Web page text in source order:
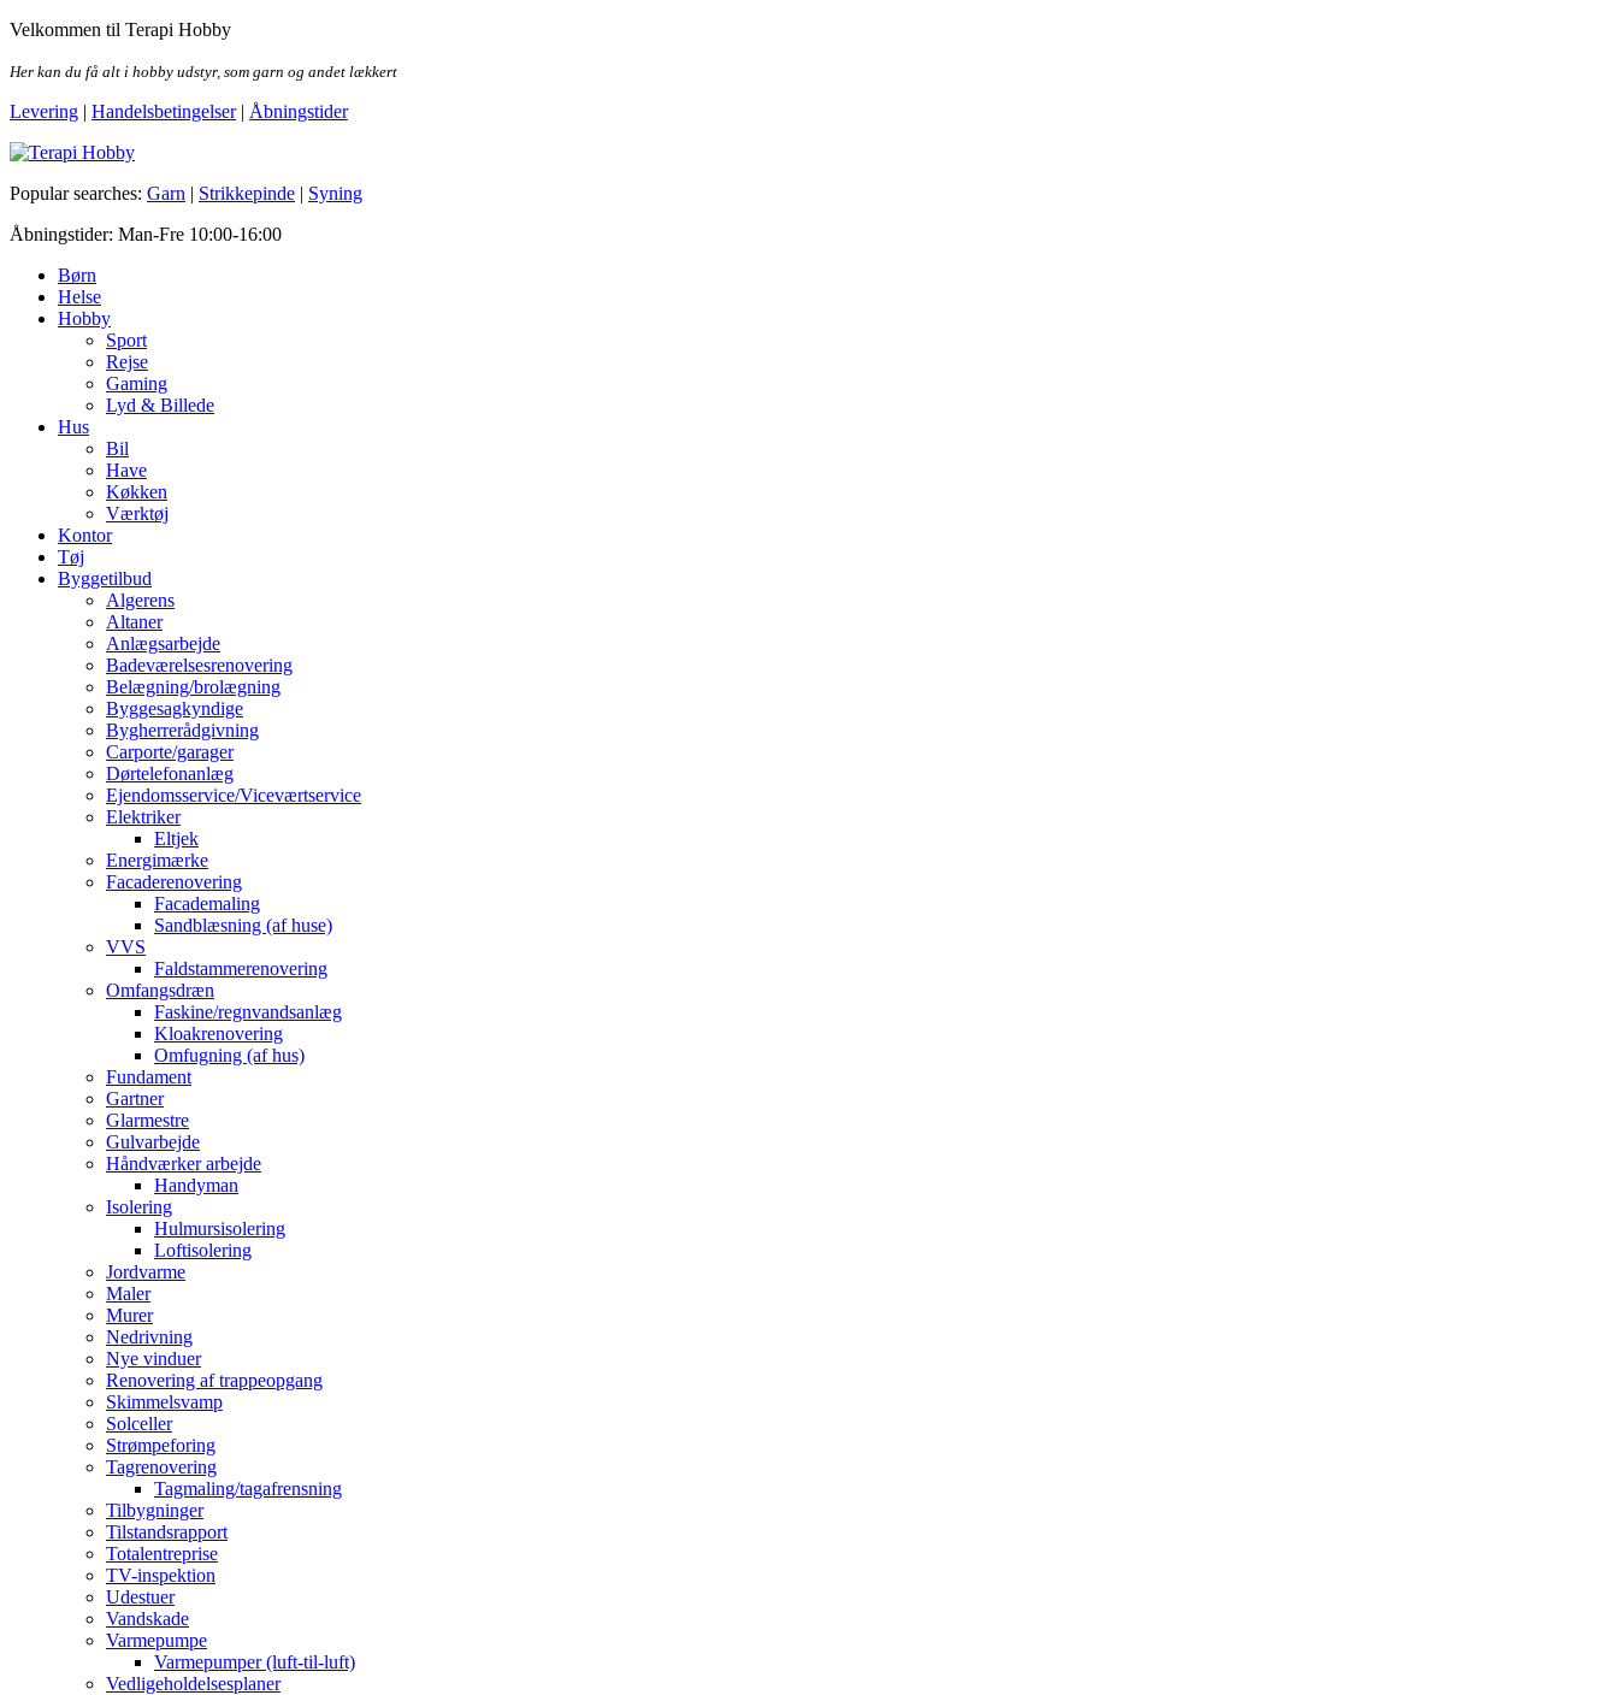
Skip
the
Velkommen til Terapi Hobby
Her kan du få alt i hobby udstyr, som garn og andet lækkert
Levering | Handelsbetingelser| Åbningstider
Terapi Hobby
Popular searches: Garn | Strikkepinde | Syning
Åbningstider: Man-Fre 10:00-16:00
Børn
Helse
Hobby
Sport
Rejse
Gaming
Lyd & Billede
Hus
Bil
Have
Køkken
Værktøj
Kontor
Tøj
Byggetilbud
Algerens
Altaner
Anlægsarbejde
Badeværelsesrenovering
Belægning/brolægning
Byggesagkyndige
Bygherrerådgivning
Carporte/garager
Dørtelefonanlæg
Ejendomsservice/Viceværtservice
Elektriker
Eltjek
Energimærke
Facaderenovering
Facademaling
Sandblæsning (af huse)
VVS
Faldstammerenovering
Omfangsdræn
Faskine/regnvandsanlæg
Kloakrenovering
Omfugning (af hus)
Fundament
Gartner
Glarmestre
Gulvarbejde
Håndværker arbejde
Handyman
Isolering
Hulmursisolering
Loftisolering
Jordvarme
Maler
Murer
Nedrivning
Nye vinduer
Renovering af trappeopgang
Skimmelsvamp
Solceller
Strømpeforing
Tagrenovering
Tagmaling/tagafrensning
Tilbygninger
Tilstandsrapport
Totalentreprise
TV-inspektion
Udestuer
Vandskade
Varmepumpe
Varmepumper (luft-til-luft)
Vedligeholdelsesplaner